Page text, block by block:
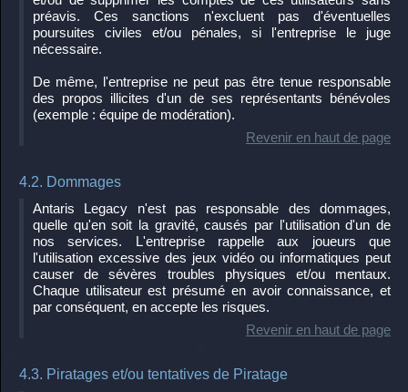
préavis. Ces sanctions n'excluent pas d'éventuelles
poursuites civiles et/ou pénales, si l'entreprise le juge
nécessaire.
De même, l'entreprise ne peut pas être tenue responsable
des propos illicites d'un de ses représentants bénévoles
(exemple : équipe de modération).
Revenir en haut de page
4.2. Dommages
Antaris Legacy n'est pas responsable des dommages,
quelle qu'en soit la gravité, causés par l'utilisation d'un de
nos services. L'entreprise rappelle aux joueurs que
l'utilisation excessive des jeux vidéo ou informatiques peut
causer de sévères troubles physiques et/ou mentaux.
Chaque utilisateur est présumé en avoir connaissance, et
par conséquent, en accepte les risques.
Revenir en haut de page
4.3. Piratages et/ou tentatives de Piratage